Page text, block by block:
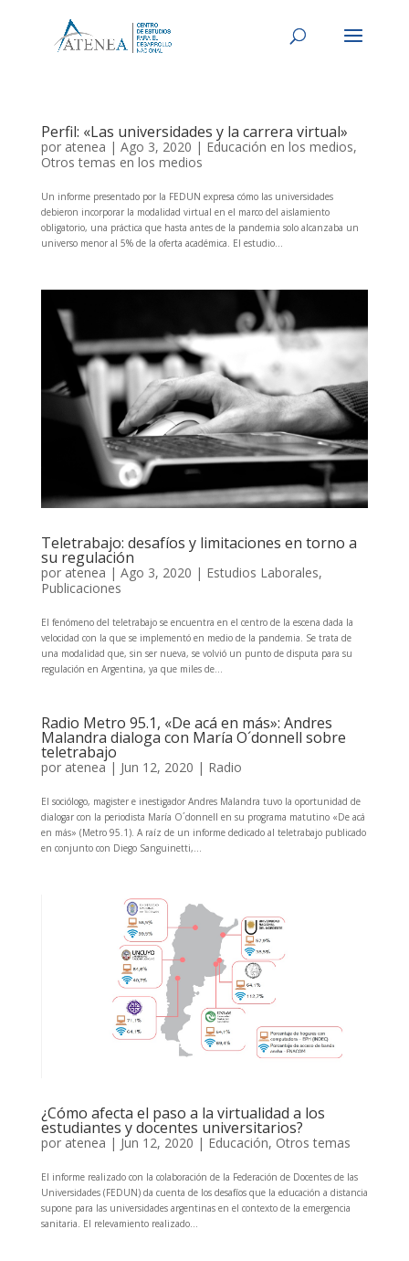
Perfil: «Las universidades y la carrera virtual»
por atenea | Ago 3, 2020 | Educación en los medios,
Otros temas en los medios
Un informe presentado por la FEDUN expresa cómo las universidades
debieron incorporar la modalidad virtual en el marco del aislamiento
obligatorio, una práctica que hasta antes de la pandemia solo alcanzaba un
universo menor al 5% de la oferta académica. El estudio...
Teletrabajo: desafíos y limitaciones en torno a
su regulación
por atenea | Ago 3, 2020 | Estudios Laborales,
Publicaciones
El fenómeno del teletrabajo se encuentra en el centro de la escena dada la
velocidad con la que se implementó en medio de la pandemia. Se trata de
una modalidad que, sin ser nueva, se volvió un punto de disputa para su
regulación en Argentina, ya que miles de...
Radio Metro 95.1, «De acá en más»: Andres
Malandra dialoga con María O´donnell sobre
teletrabajo
por atenea| Jun 12, 2020 | Radio
El sociólogo, magister e inestigador Andres Malandra tuvo la oportunidad de
dialogar con la periodista María O´donnell en su programa matutino «De acá
en más» (Metro 95.1). A raíz de un informe dedicado al teletrabajo publicado
en conjunto con Diego Sanguinetti,...
¿Cómo afecta el paso a la virtualidad a los
estudiantes y docentes universitarios?
por atenea | Jun 12, 2020 | Educación, Otros temas
El informe realizado con la colaboración de la Federación de Docentes de las
Universidades (FEDUN) da cuenta de los desafíos que la educación a distancia
supone para las universidades argentinas en el contexto de la emergencia
sanitaria. El relevamiento realizado...